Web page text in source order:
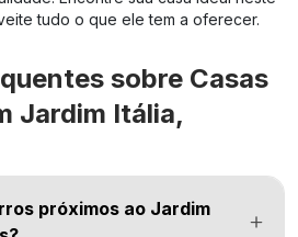
tudo o que ele tem a oferecer.
sobre Casas
Jardim Itália,
próximos ao Jardim